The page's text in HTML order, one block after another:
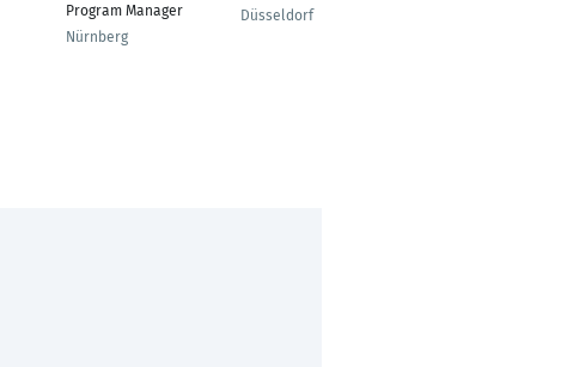
Program Manager
Nürnberg
Düsseldorf